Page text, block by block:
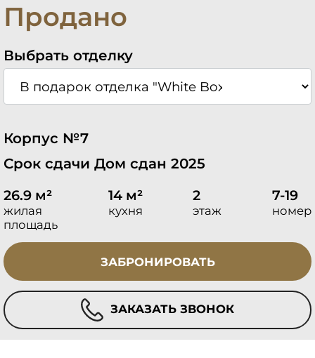
Продано
Выбрать отделку
Корпус №7
Срок сдачи Дом сдан 2025
26.9 м²
жилая
площадь
14 м²
кухня
2
этаж
7-19
номер
ЗАБРОНИРОВАТЬ
ЗАКАЗАТЬ ЗВОНОК